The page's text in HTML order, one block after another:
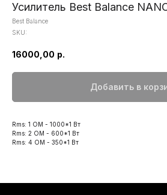
Усилитель Best Balance
Best Balance
SKU:
16000,00 р.
Добавить в
Rms: 1 ОМ - 1000*1 Вт
Rms: 2 ОМ - 600*1 Вт
Rms: 4 ОМ - 350*1 Вт